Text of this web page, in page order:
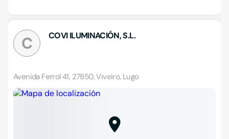
C COVI ILUMINACIÓN, S.L.
Avenida Ferrol 41, 27850, Viveiro, Lugo